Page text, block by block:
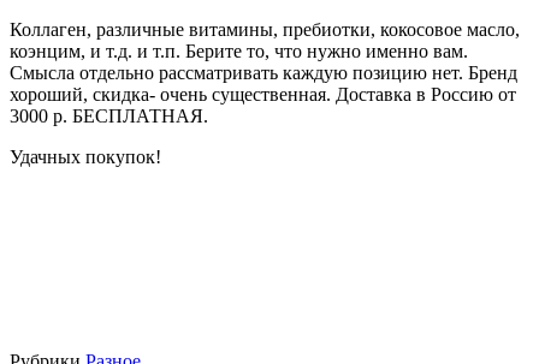
Коллаген, различные витамины, пребиотки, кокосовое масло,
коэнцим, и т.д. и т.п. Берите то, что нужно именно вам.
Смысла отдельно рассматривать каждую позицию нет. Бренд
хороший, скидка- очень существенная. Доставка в Россию от
3000 р. БЕСПЛАТНАЯ.
Удачных покупок!